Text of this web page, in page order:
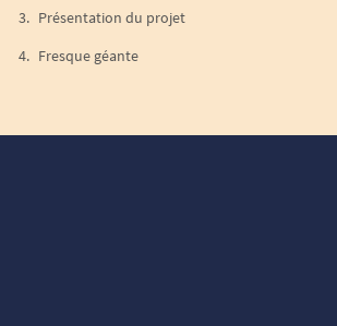
Présentation du projet
Fresque géante